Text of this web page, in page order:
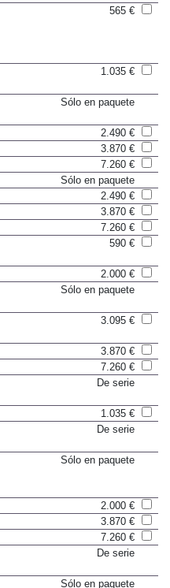
2.490 €
3.870 €
7.260 €
Sólo en paquete
2.490 €
3.870 €
7.260 €
2.000 €
3.870 €
7.260 €
1.035 €
2.000 €
3.870 €
7.260 €